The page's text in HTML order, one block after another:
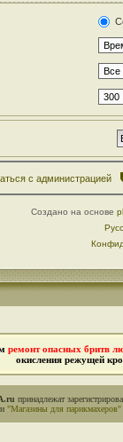
с администрацией
Создано на основе
ремонт опасных бритв
окисления режущей
принадлежат
"Магазины для парикмахеров"